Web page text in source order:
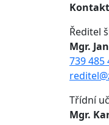
Ředitel
Mgr.
739 485
Třídní
Mgr.